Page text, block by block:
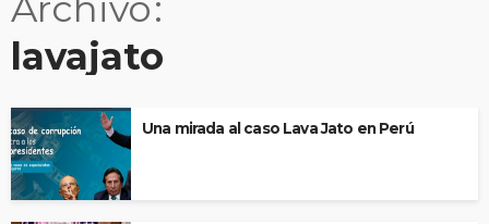
lavajato
Una mirada al caso Lava Jato en Perú